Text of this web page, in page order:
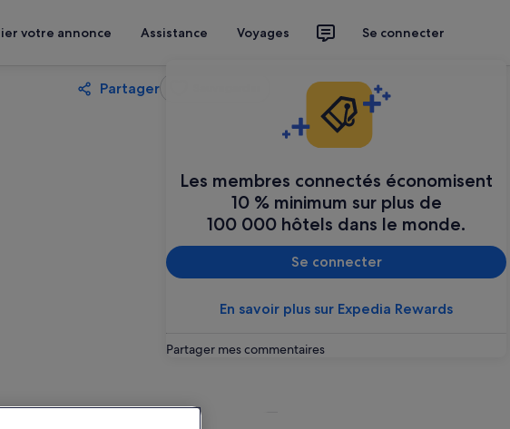
votre annonce Assistance Voyages Se connecter
Les membres connectés économisent
10 % minimum sur plus de
100 000 hôtels dans le monde.
Se connecter
En savoir plus sur Expedia Rewards
Partager mes commentaires
Partager